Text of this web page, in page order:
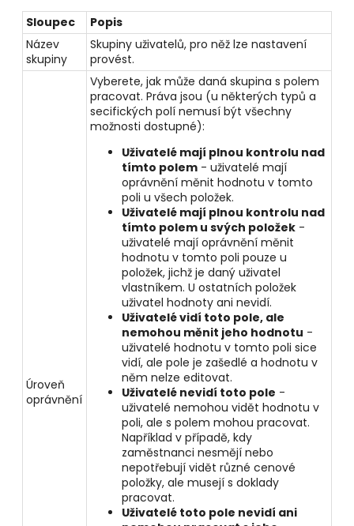
Sloupec
Popis
Název
skupiny
Skupiny uživatelů, pro něž lze nastavení
provést.
Úroveň
oprávnění
Vyberete, jak může daná skupina s polem
pracovat. Práva jsou (u některých typů a
secifických polí nemusí být všechny
možnosti dostupné):
Uživatelé mají plnou kontrolu nad
tímto polem - uživatelé mají
oprávnění měnit hodnotu v tomto
poli u všech položek.
Uživatelé mají plnou kontrolu nad
tímto polem u svých položek -
uživatelé mají oprávnění měnit
hodnotu v tomto poli pouze u
položek, jichž je daný uživatel
vlastníkem. U ostatních položek
uživatel hodnoty ani nevidí.
Uživatelé vidí toto pole, ale
nemohou měnit jeho hodnotu -
uživatelé hodnotu v tomto poli sice
vidí, ale pole je zašedlé a hodnotu v
něm nelze editovat.
Uživatelé nevidí toto pole -
uživatelé nemohou vidět hodnotu v
poli, ale s polem mohou pracovat.
Například v případě, kdy
zaměstnanci nesmějí nebo
nepotřebují vidět různé cenové
položky, ale musejí s doklady
pracovat.
Uživatelé toto pole nevidí ani